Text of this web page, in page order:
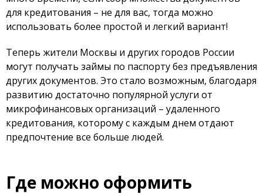
для кредитования – не для вас, тогда можно
использовать более простой и легкий вариант!
Теперь жители Москвы и других городов России
могут получать займы по паспорту без предъявления
других документов. Это стало возможным, благодаря
развитию достаточно популярной услуги от
микрофинансовых организаций – удаленного
кредитования, которому с каждым днем отдают
предпочтение все больше людей.
Где можно оформить